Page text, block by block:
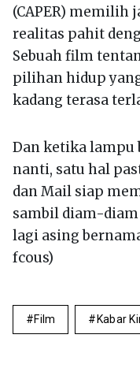
(CAPER) memilih
realitas pahit
Sebuah film
pilihan hidup
kadang terasa
Dan ketika lampu
nanti, satu hal
dan Mail siap
sambil diam-diam
lagi asing
fcous)
Film Kabar